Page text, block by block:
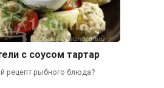
с соусом тартар
рецепт рыбного блюда?